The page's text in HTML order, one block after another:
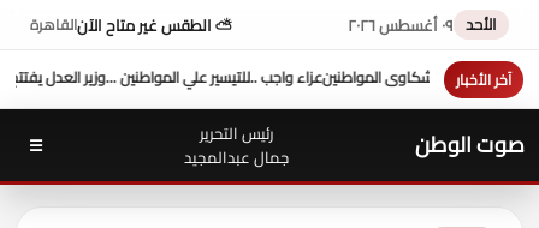
الأحد ٠٩ أغسطس ٢٠٢٦ ⛅ الطقس غير متاح الآنالقاهرة
آخر الأخبار
د. طه محمد أبو الشيخ يكتب : أداءالمواطنين ...وزير العدل يفتتح محكمة بورفؤاد الجزئية
صوت الوطن
رئيس التحرير
جمال عبدالمجيد
☰